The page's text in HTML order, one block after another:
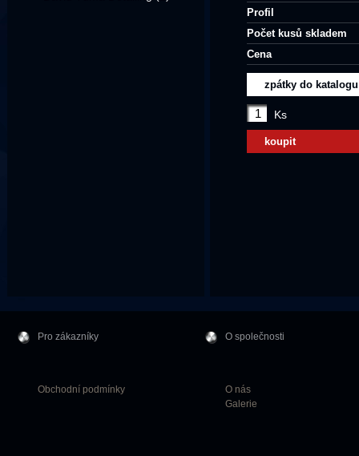
Profil
Počet kusů skladem
Cena
zpátky do katalogu
Ks
koupit
Pro zákazníky
Obchodní podmínky
O společnosti
O nás
Galerie